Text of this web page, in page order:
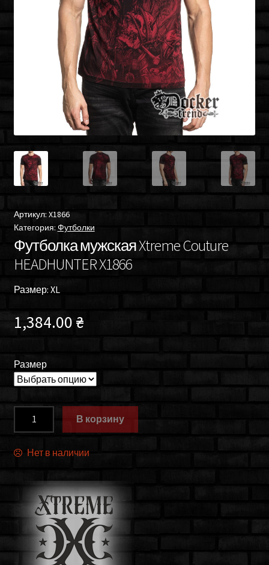
Артикул: X1866
Категория: Футболки
Футболка мужская Xtreme Couture
HEADHUNTER X1866
Размер: XL
1,384.00 ₴
Размер
мужская
Couture
HEADHUNTER
X1866
В корзину
Нет в наличии